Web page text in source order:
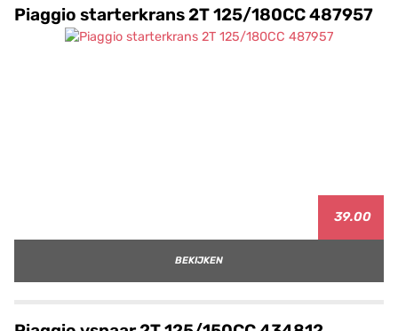
Piaggio starterkrans 2T 125/180CC 487957
39.00
BEKIJKEN